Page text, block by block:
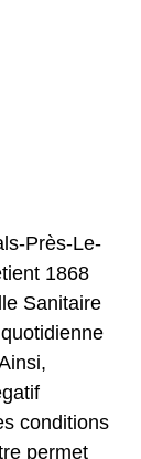
Près-Le-
1868
Sanitaire
conditions
permet